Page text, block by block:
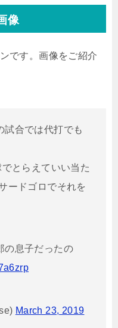
像
です。画像をご紹介
試合では代打でも
とらえていい当た
ードゴロでそれを
の息子だったの
March 23, 2019